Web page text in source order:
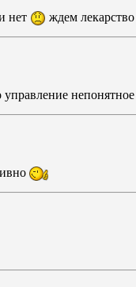
нет ждем
управление